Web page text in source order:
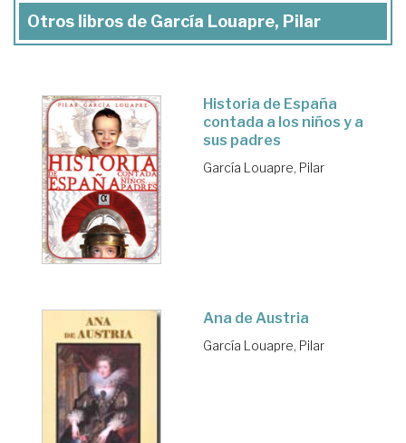
Otros libros de García Louapre, Pilar
Historia de España
contada a los niños y a
sus padres
García Louapre, Pilar
Ana de Austria
García Louapre, Pilar